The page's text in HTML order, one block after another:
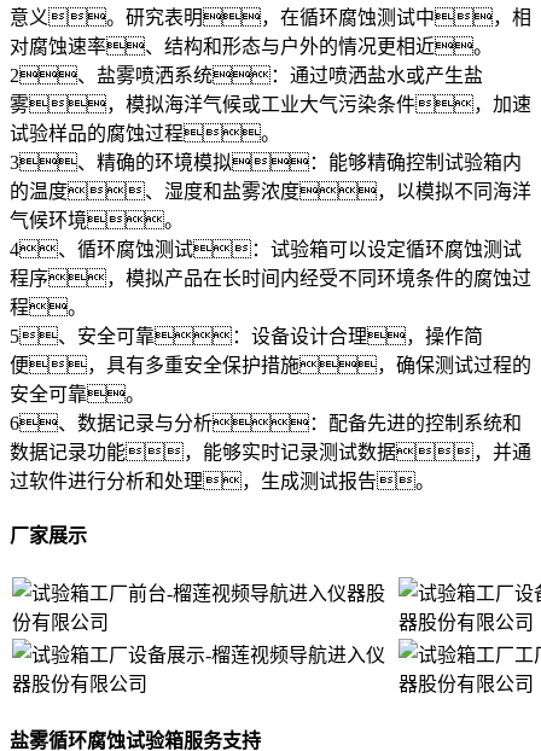
意义。研究表明，在循环腐蚀测试中，相
对腐蚀速率、结构和形态与户外的情况更相近。
2、盐雾喷洒系统：通过喷洒盐水或产生盐
雾，模拟海洋气候或工业大气污染条件，加速
试验样品的腐蚀过程。
3、精确的环境模拟：能够精确控制试验箱内
的温度、湿度和盐雾浓度，以模拟不同海洋
气候环境。
4、循环腐蚀测试：试验箱可以设定循环腐蚀测试
程序，模拟产品在长时间内经受不同环境条件的腐蚀过
程。
5、安全可靠：设备设计合理，操作简
便，具有多重安全保护措施，确保测试过程的
安全可靠。
6、数据记录与分析：配备先进的控制系统和
数据记录功能，能够实时记录测试数据，并通
过软件进行分析和处理，生成测试报告。
厂家展示
盐雾循环腐蚀试验箱服务支持